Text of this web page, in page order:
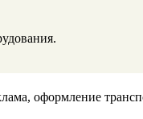
оформление